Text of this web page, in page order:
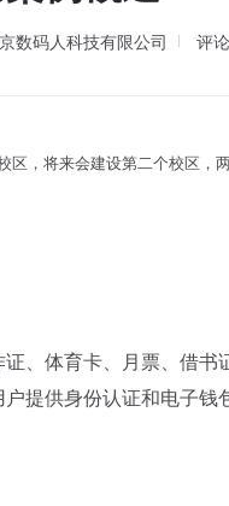
数码人科技有限公司 评
，将来会建设第二个校区
、体育卡、月票、借
提供身份认证和电子钱